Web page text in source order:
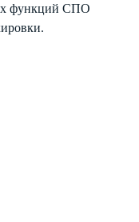
функций СПО